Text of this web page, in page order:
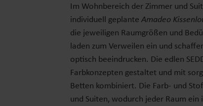
Im Wohnbereich der Zimmer und
individuell geplante Amadeo
die jeweiligen Raumgrößen und
laden zum Verweilen ein und
optisch beeindrucken. Die edlen
Farbkonzepten gestaltet und mit
Betten kombiniert. Die Farb- und
und Suiten, wodurch jeder Raum